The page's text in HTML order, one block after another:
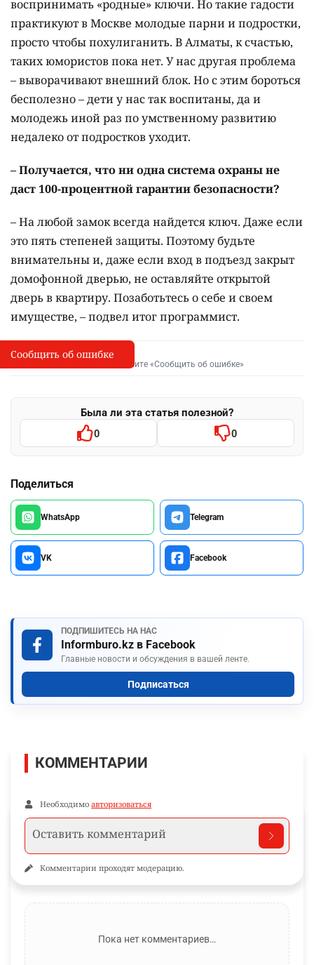
воспринимать «родные» ключи. Но такие гадости
практикуют в Москве молодые парни и подростки,
просто чтобы похулиганить. В Алматы, к счастью,
таких юмористов пока нет. У нас другая проблема
– выворачивают внешний блок. Но с этим бороться
бесполезно – дети у нас так воспитаны, да и
молодежь иной раз по умственному развитию
недалеко от подростков уходит.
– Получается, что ни одна система охраны не
даст 100-процентной гарантии безопасности?
– На любой замок всегда найдется ключ. Даже если
это пять степеней защиты. Поэтому будьте
внимательны и, даже если вход в подъезд закрыт
домофонной дверью, не оставляйте открытой
дверь в квартиру. Позаботьтесь о себе и своем
имуществе, – подвел итог программист.
I
Сообщить об опечатке
Выделите фрагмент и нажмите «Сообщить об ошибке»
Была ли эта статья полезной?
0 0
Поделиться
WhatsApp Telegram
VK Facebook
ПОДПИШИТЕСЬ НА НАС
Informburo.kz в Facebook
Главные новости и обсуждения в вашей ленте.
Подписаться
Сообщить об ошибке
КОММЕНТАРИИ
Необходимо авторизоваться
Комментарии проходят модерацию.
Пока нет комментариев…